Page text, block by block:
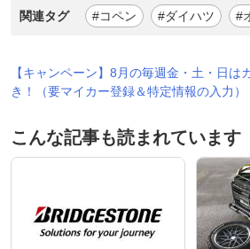
関連タグ #コペン #ダイハツ #
【キャンペーン】8月の毎週金・土・日は
き！（要マイカー登録＆特定情報の入力）
こんな記事も読まれています